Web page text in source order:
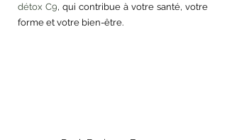
détox C9, qui contribue à votre santé, votre
forme et votre bien-être.